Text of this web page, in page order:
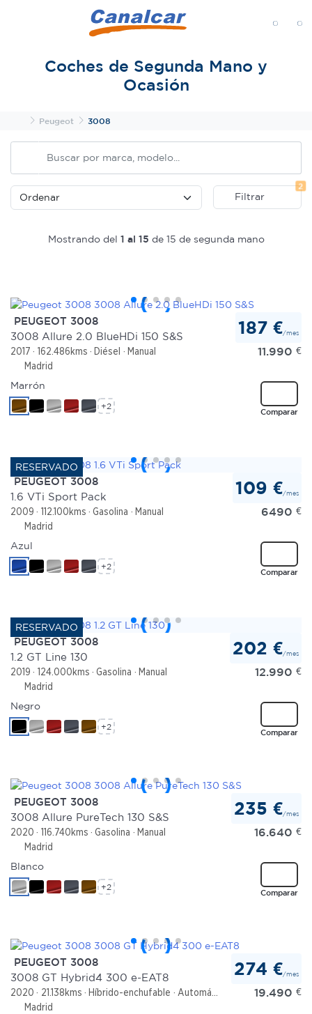
Coches de Segunda Mano y
Ocasión
InicioPeugeot 3008
Filtrar
2
Mostrando del 1 al 15 de 15 de segunda mano
PEUGEOT 3008
3008 Allure 2.0 BlueHDi 150 S&S
2017 162.486kms Diésel
Manual
Madrid
187 €/mes
11.990 €
Comparar
Marrón
+2
PEUGEOT 3008
1.6 VTi Sport Pack
2009 112.100kms Gasolina
Manual
Madrid
109 €/mes
6490 €
Comparar
Azul
+2
PEUGEOT 3008
1.2 GT Line 130
2019 124.000kms Gasolina
Manual
Madrid
202 €/mes
12.990 €
Comparar
Negro
+2
PEUGEOT 3008
3008 Allure PureTech 130 S&S
2020 116.740kms Gasolina
Manual
Madrid
235 €/mes
16.640 €
Comparar
Blanco
+2
PEUGEOT 3008
3008 GT Hybrid4 300 e-EAT8
2020 21.138kms Híbrido-enchufable
Automático
Madrid
274 €/mes
19.490 €